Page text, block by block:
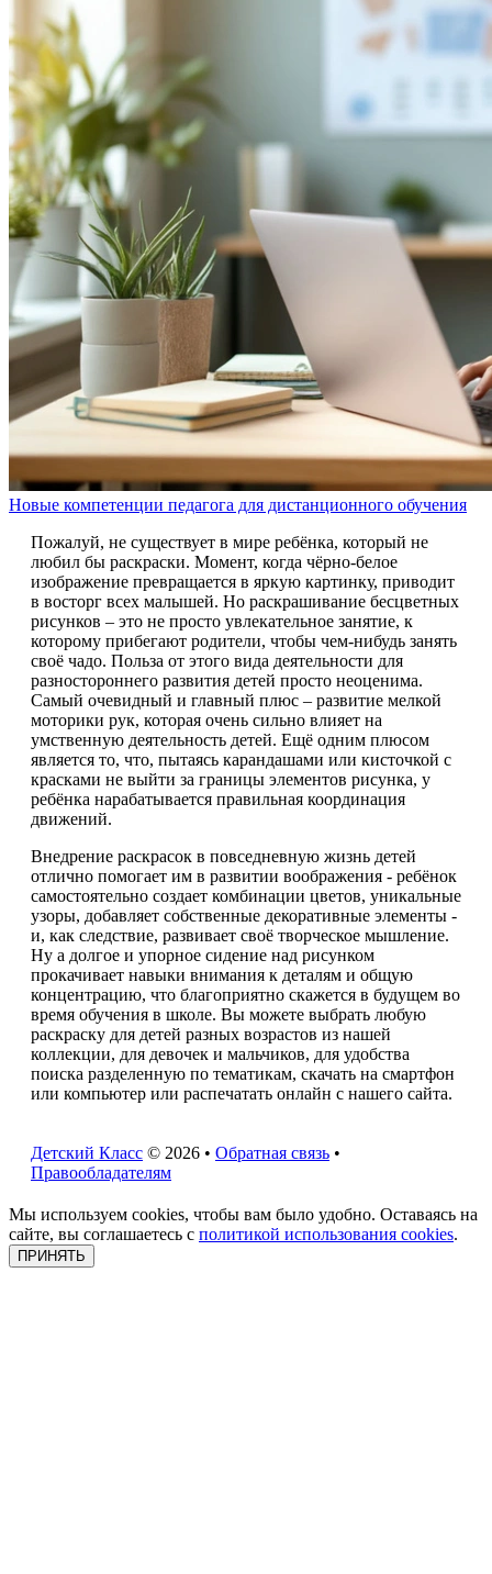
Новые компетенции педагога для дистанционного обучения
Пожалуй, не существует в мире ребёнка, который не
любил бы раскраски. Момент, когда чёрно-белое
изображение превращается в яркую картинку, приводит
в восторг всех малышей. Но раскрашивание бесцветных
рисунков – это не просто увлекательное занятие, к
которому прибегают родители, чтобы чем-нибудь занять
своё чадо. Польза от этого вида деятельности для
разностороннего развития детей просто неоценима.
Самый очевидный и главный плюс – развитие мелкой
моторики рук, которая очень сильно влияет на
умственную деятельность детей. Ещё одним плюсом
является то, что, пытаясь карандашами или кисточкой с
красками не выйти за границы элементов рисунка, у
ребёнка нарабатывается правильная координация
движений.
Внедрение раскрасок в повседневную жизнь детей
отлично помогает им в развитии воображения - ребёнок
самостоятельно создает комбинации цветов, уникальные
узоры, добавляет собственные декоративные элементы -
и, как следствие, развивает своё творческое мышление.
Ну а долгое и упорное сидение над рисунком
прокачивает навыки внимания к деталям и общую
концентрацию, что благоприятно скажется в будущем во
время обучения в школе. Вы можете выбрать любую
раскраску для детей разных возрастов из нашей
коллекции, для девочек и мальчиков, для удобства
поиска разделенную по тематикам, скачать на смартфон
или компьютер или распечатать онлайн с нашего сайта.
Детский Класс © 2026 • Обратная связь •
Правообладателям
Мы используем cookies, чтобы вам было удобно. Оставаясь на
сайте, вы соглашаетесь с политикой использования cookies.
ПРИНЯТЬ